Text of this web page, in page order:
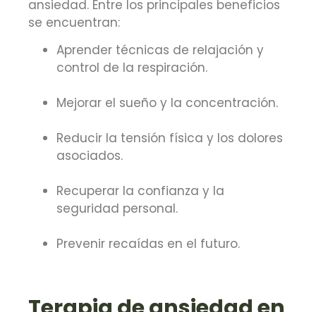
ansiedad. Entre los principales beneficios
se encuentran:
Aprender técnicas de relajación y
control de la respiración.
Mejorar el sueño y la concentración.
Reducir la tensión física y los dolores
asociados.
Recuperar la confianza y la
seguridad personal.
Prevenir recaídas en el futuro.